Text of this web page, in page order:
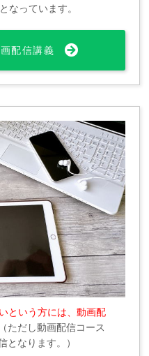
なっています。
配信講義
という方には、動画配
（ただし動画配信コース
となります。）